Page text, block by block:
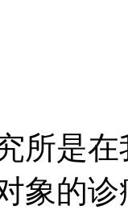
所是
象的诊